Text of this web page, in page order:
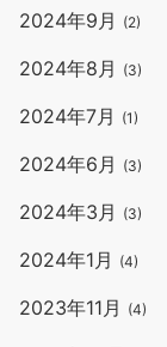
2024年9月 (2)
2024年8月 (3)
2024年7月 (1)
2024年6月 (3)
2024年3月 (3)
2024年1月 (4)
2023年11月 (4)